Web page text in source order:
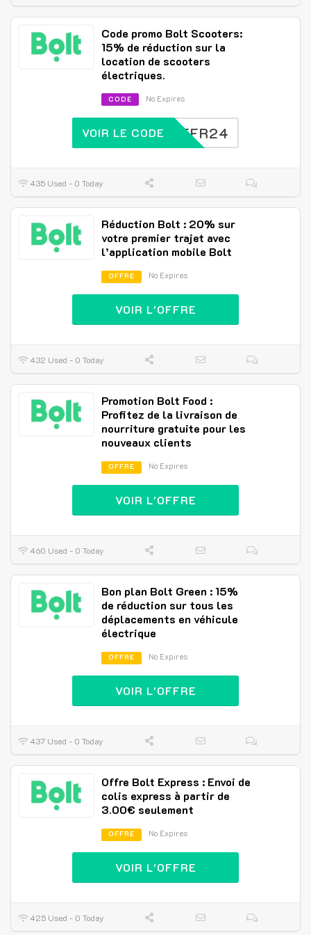
Code promo Bolt Scooters:
15% de réduction sur la
location de scooters
électriques.
CODE No Expires
BOLTFR24
VOIR LE CODE
435 Used - 0 Today
Réduction Bolt : 20% sur
votre premier trajet avec
l’application mobile Bolt
OFFRE No Expires
VOIR L'OFFRE
432 Used - 0 Today
Promotion Bolt Food :
Profitez de la livraison de
nourriture gratuite pour les
nouveaux clients
OFFRE No Expires
VOIR L'OFFRE
460 Used - 0 Today
Bon plan Bolt Green : 15%
de réduction sur tous les
déplacements en véhicule
électrique
OFFRE No Expires
VOIR L'OFFRE
437 Used - 0 Today
Offre Bolt Express : Envoi de
colis express à partir de
3.00€ seulement
OFFRE No Expires
VOIR L'OFFRE
425 Used - 0 Today